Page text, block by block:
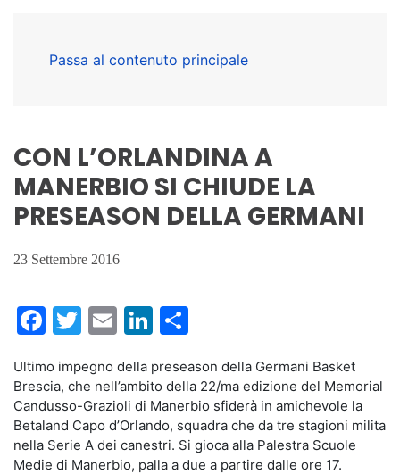
Passa al contenuto principale
CON L’ORLANDINA A
MANERBIO SI CHIUDE LA
PRESEASON DELLA GERMANI
23 Settembre 2016
Facebook
Twitter
EmailLinkedIn
Ultimo impegno della preseason della Germani Basket
Brescia, che nell’ambito della 22/ma edizione del Memorial
Candusso-Grazioli di Manerbio sfiderà in amichevole la
Betaland Capo d’Orlando, squadra che da tre stagioni milita
nella Serie A dei canestri. Si gioca alla Palestra Scuole
Medie di Manerbio, palla a due a partire dalle ore 17.